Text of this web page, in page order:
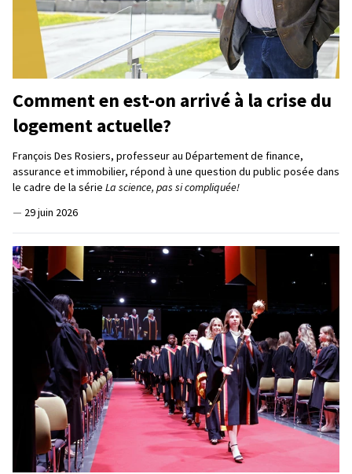
Comment en est-on arrivé à la crise du
logement actuelle?
François Des Rosiers, professeur au Département de finance,
assurance et immobilier, répond à une question du public posée dans
le cadre de la série La science, pas si compliquée!
— 29 juin 2026